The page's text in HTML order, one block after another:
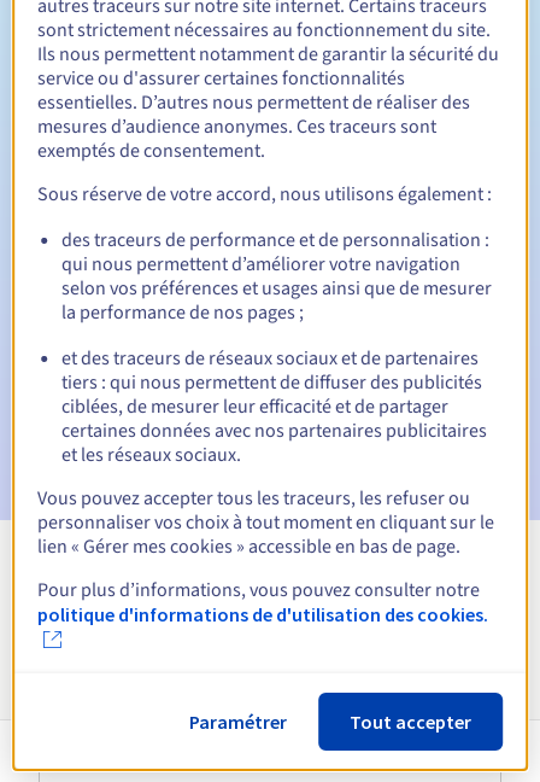
Durée de renouvellement Entre 1 et 10 ans
Période de rédemption
Notifications automatiques :
E-mails d'avertissement : 60, 30, 15, 7 et 3 jours avant la
date d'échéance
E-mail le jour de l'expirationpour notification de la
suspension du nom de domaine
E-mail après la période de grâce de rédemptionpour
notification de la suppression du nom de domaine
Voir toutes les extensions
autres traceurs sur notre site internet. Certains traceurs
sont strictement nécessaires au fonctionnement du site.
Ils nous permettent notamment de garantir la sécurité du
service ou d'assurer certaines fonctionnalités
essentielles. D’autres nous permettent de réaliser des
mesures d’audience anonymes. Ces traceurs sont
exemptés de consentement.
Sous réserve de votre accord, nous utilisons également :
des traceurs de performance et de personnalisation :
qui nous permettent d’améliorer votre navigation
selon vos préférences et usages ainsi que de mesurer
la performance de nos pages ;
et des traceurs de réseaux sociaux et de partenaires
tiers : qui nous permettent de diffuser des publicités
ciblées, de mesurer leur efficacité et de partager
certaines données avec nos partenaires publicitaires
et les réseaux sociaux.
Vous pouvez accepter tous les traceurs, les refuser ou
personnaliser vos choix à tout moment en cliquant sur le
lien « Gérer mes cookies » accessible en bas de page.
Pour plus d’informations, vous pouvez consulter notre
politique d'informations de d'utilisation des cookies.
Paramétrer Tout accepter